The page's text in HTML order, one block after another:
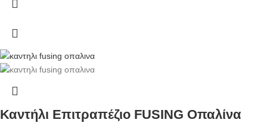
Καντήλι Επιτραπέζιο FUSING Οπαλίνα